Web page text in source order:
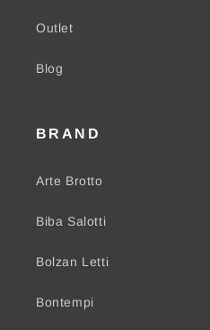
Outlet
Blog
BRAND
Arte Brotto
Biba Salotti
Bolzan Letti
Bontempi